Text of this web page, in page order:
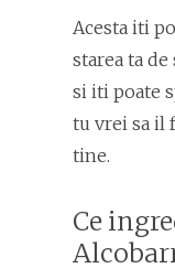
Acesta iti
starea ta
si iti poate
tu vrei sa il
tine.
Ce